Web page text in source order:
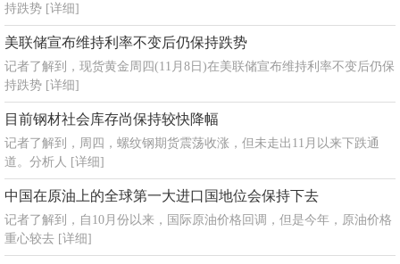
持跌势 [详细]
美联储宣布维持利率不变后仍保持跌势
记者了解到，现货黄金周四(11月8日)在美联储宣布维持利率不变后仍保
持跌势 [详细]
目前钢材社会库存尚保持较快降幅
记者了解到，周四，螺纹钢期货震荡收涨，但未走出11月以来下跌通
道。分析人 [详细]
中国在原油上的全球第一大进口国地位会保持下去
记者了解到，自10月份以来，国际原油价格回调，但是今年，原油价格
重心较去 [详细]